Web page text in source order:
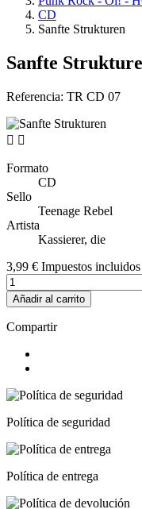
CD
Sanfte Strukturen
Sanfte
Referencia: TR CD 07
 
Formato
CD
Sello
Teenage Rebel
Artista
Kassierer, die
3,99 € Impuestos incluidos
Añadir al carrito
Compartir
Política de seguridad
Política de entrega